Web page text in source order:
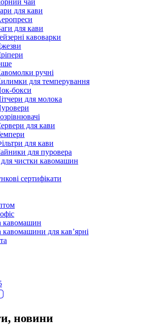
чай
для кави
для кави
кавоварки
ручні
для темперування
бокси
для молока
для кави
для кави
для пуровера
для чистки кавомашин
сертифікати
кавомашин
для кав’ярні
новини